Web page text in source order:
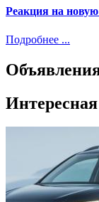
Реакция на
Подробнее ...